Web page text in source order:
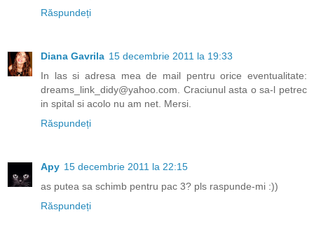
Răspundeți
Diana Gavrila 15 decembrie 2011 la 19:33
In las si adresa mea de mail pentru orice eventualitate:
dreams_link_didy@yahoo.com. Craciunul asta o sa-l petrec
in spital si acolo nu am net. Mersi.
Răspundeți
Apy 15 decembrie 2011 la 22:15
as putea sa schimb pentru pac 3? pls raspunde-mi :))
Răspundeți